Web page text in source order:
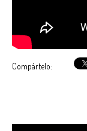
Compártelo: